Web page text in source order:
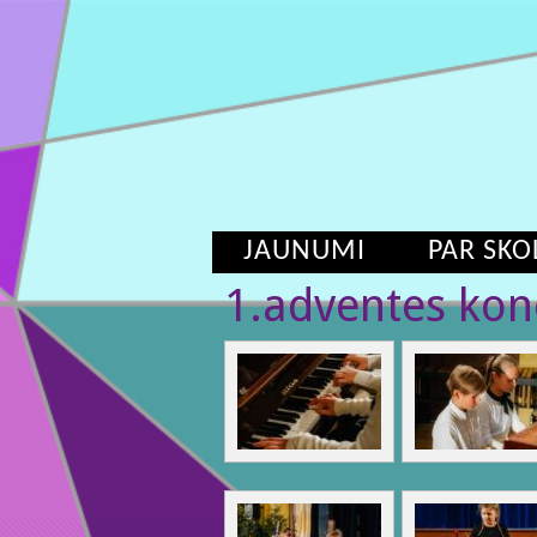
JAUNUMI PAR
1.adventes